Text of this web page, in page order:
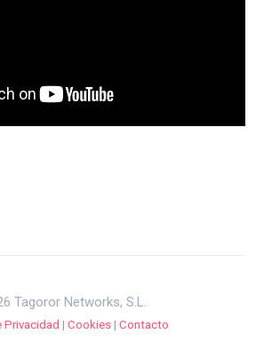
Tagoror Networks, S.L.
| Cookies| Contacto